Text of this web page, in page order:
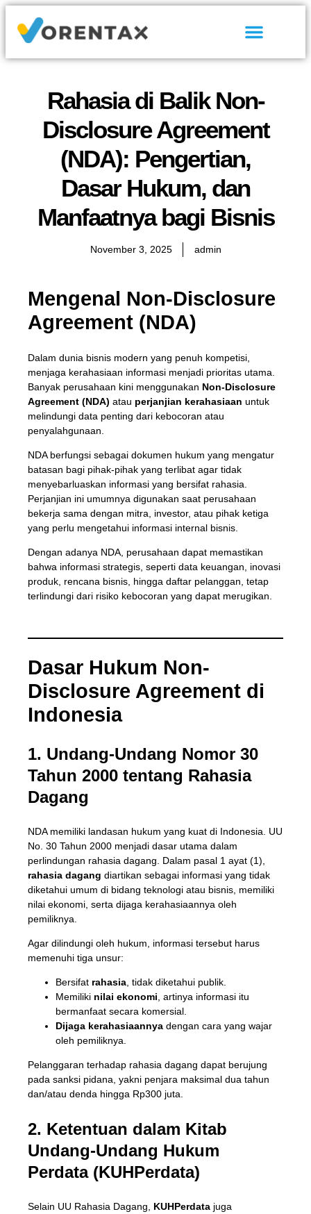
Rahasia di Balik Non-
Disclosure Agreement
(NDA): Pengertian,
Dasar Hukum, dan
Manfaatnya bagi Bisnis
November 3, 2025 admin
Mengenal Non-Disclosure
Agreement (NDA)
Dalam dunia bisnis modern yang penuh kompetisi,
menjaga kerahasiaan informasi menjadi prioritas utama.
Banyak perusahaan kini menggunakan Non-Disclosure
Agreement (NDA) atau perjanjian kerahasiaan untuk
melindungi data penting dari kebocoran atau
penyalahgunaan.
NDA berfungsi sebagai dokumen hukum yang mengatur
batasan bagi pihak-pihak yang terlibat agar tidak
menyebarluaskan informasi yang bersifat rahasia.
Perjanjian ini umumnya digunakan saat perusahaan
bekerja sama dengan mitra, investor, atau pihak ketiga
yang perlu mengetahui informasi internal bisnis.
Dengan adanya NDA, perusahaan dapat memastikan
bahwa informasi strategis, seperti data keuangan, inovasi
produk, rencana bisnis, hingga daftar pelanggan, tetap
terlindungi dari risiko kebocoran yang dapat merugikan.
Dasar Hukum Non-
Disclosure Agreement di
Indonesia
1. Undang-Undang Nomor 30
Tahun 2000 tentang Rahasia
Dagang
NDA memiliki landasan hukum yang kuat di Indonesia. UU
No. 30 Tahun 2000 menjadi dasar utama dalam
perlindungan rahasia dagang. Dalam pasal 1 ayat (1),
rahasia dagang diartikan sebagai informasi yang tidak
diketahui umum di bidang teknologi atau bisnis, memiliki
nilai ekonomi, serta dijaga kerahasiaannya oleh
pemiliknya.
Agar dilindungi oleh hukum, informasi tersebut harus
memenuhi tiga unsur:
Bersifat rahasia, tidak diketahui publik.
Memiliki nilai ekonomi , artinya informasi itu
bermanfaat secara komersial.
Dijaga kerahasiaannyadengan cara yang wajar
oleh pemiliknya.
Pelanggaran terhadap rahasia dagang dapat berujung
pada sanksi pidana, yakni penjara maksimal dua tahun
dan/atau denda hingga Rp300 juta.
2. Ketentuan dalam Kitab
Undang-Undang Hukum
Perdata (KUHPerdata)
Selain UU Rahasia Dagang, KUHPerdatajuga